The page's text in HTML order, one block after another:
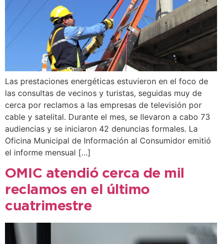
Las prestaciones energéticas estuvieron en el foco de
las consultas de vecinos y turistas, seguidas muy de
cerca por reclamos a las empresas de televisión por
cable y satelital. Durante el mes, se llevaron a cabo 73
audiencias y se iniciaron 42 denuncias formales. La
Oficina Municipal de Información al Consumidor emitió
el informe mensual […]
OMIC atendió cerca de mil
reclamos en el último
cuatrimestre